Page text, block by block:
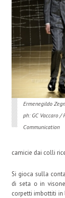
Ermenegildo
ph: GC Vaccaro /
Communication
camicie dai colli
Si gioca sulla
di seta o in
corpetti imbottiti in